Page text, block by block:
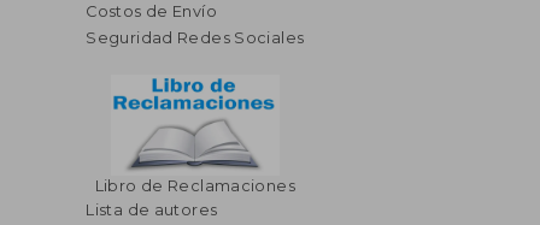
Costos de Envío
Seguridad Redes Sociales
Libro de Reclamaciones
Lista de autores